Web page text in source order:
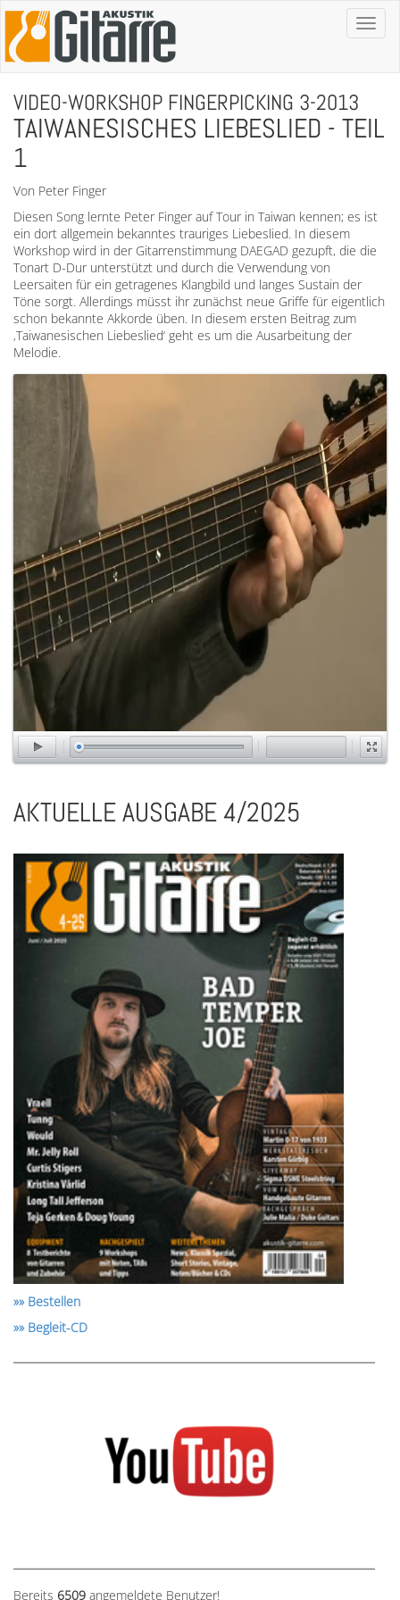
Toggle
VIDEO-WORKSHOP FINGERPICKING 3-2013
TAIWANESISCHES LIEBESLIED - TEIL
1
Von Peter Finger
Diesen Song lernte Peter Finger auf Tour in Taiwan kennen; es ist
ein dort allgemein bekanntes trauriges Liebeslied. In diesem
Workshop wird in der Gitarrenstimmung DAEGAD gezupft, die die
Tonart D-Dur unterstützt und durch die Verwendung von
Leersaiten für ein getragenes Klangbild und langes Sustain der
Töne sorgt. Allerdings müsst ihr zunächst neue Griffe für eigentlich
schon bekannte Akkorde üben. In diesem ersten Beitrag zum
‚Taiwanesischen Liebeslied‘ geht es um die Ausarbeitung der
Melodie.
AKTUELLE AUSGABE 4/2025
»» Bestellen
»» Begleit-CD
Bereits 6509 angemeldete Benutzer!